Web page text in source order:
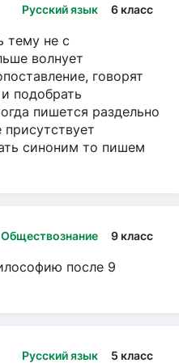
Русский язык 6 класс
тему не с
волнует
говорят
подобрать
пишется раздельно
синоним то пишем
Обществознание 9 класс
после 9
Русский язык 5 класс